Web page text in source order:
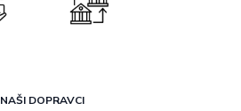
NAŠI DOPRAVCI